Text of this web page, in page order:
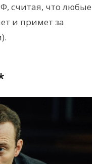
считая, что любые
и примет за